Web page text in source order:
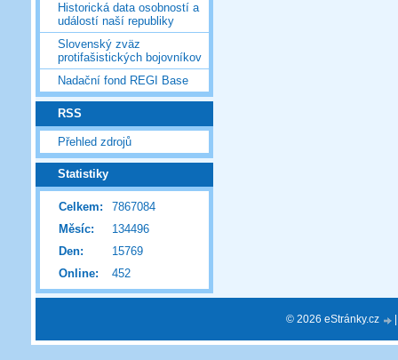
Historická data osobností a
událostí naší republiky
Slovenský zväz
protifašistických bojovníkov
Nadační fond REGI Base
RSS
Přehled zdrojů
Statistiky
Online: 452
Celkem:
7867084
Měsíc:
134496
Den:
15769
© 2026 eStránky.cz